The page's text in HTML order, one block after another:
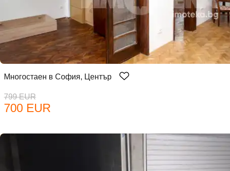
Многостаен в София, Център
799 EUR
700 EUR